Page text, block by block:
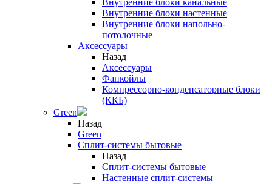
Внутренние блоки канальные
Внутренние блоки настенные
Внутренние блоки напольно-
потолочные
Аксессуары
Назад
Аксессуары
Фанкойлы
Компрессорно-конденсаторные блоки
(ККБ)
Green
Назад
Green
Сплит-системы бытовые
Назад
Сплит-системы бытовые
Настенные сплит-системы